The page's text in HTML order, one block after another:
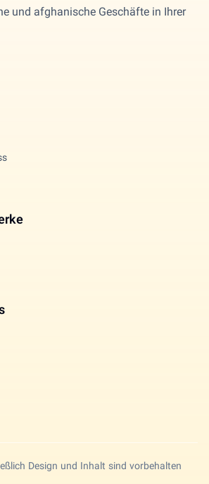
und afghanische Geschäfte in Ihrer
Design und Inhalt sind vorbehalten